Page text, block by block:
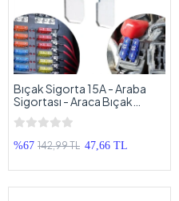
Bıçak Sigorta 15A - Araba
Sigortası - Araca Bıçak
Sigorta 15 Amper - 1 Adet
%67 142,99 TL 47,66 TL